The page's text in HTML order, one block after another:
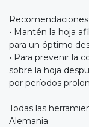
• Mantén la hoja
para un óptimo
• Para prevenir la
sobre la hoja
por períodos
Todas las
Alemania